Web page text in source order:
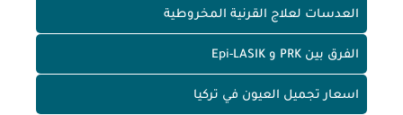
العدسات لعلاج القرنية المخروطية
الفرق بين PRK و Epi-LASIK
اسعار تجميل العيون في تركيا